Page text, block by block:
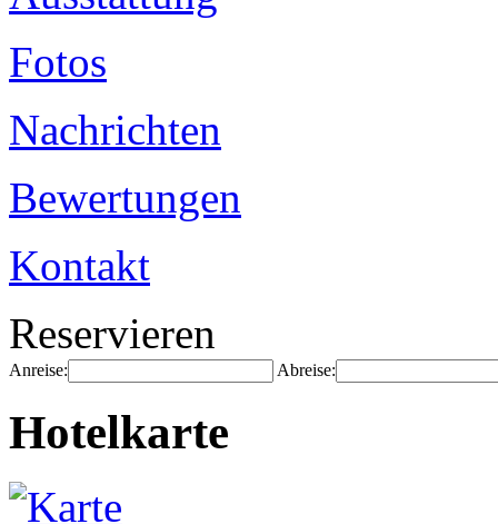
Fotos
Nachrichten
Bewertungen
Kontakt
Reservieren
Anreise: Abreise:
Hotelkarte